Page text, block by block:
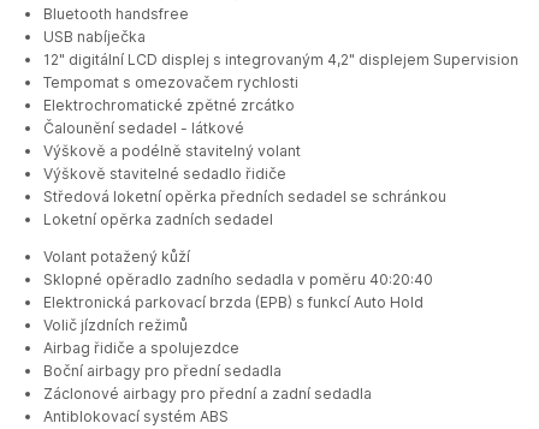
Bluetooth handsfree
USB nabíječka
12" digitální LCD displej s integrovaným 4,2" displejem Supervision
Tempomat s omezovačem rychlosti
Elektrochromatické zpětné zrcátko
Čalounění sedadel - látkové
Výškově a podélně stavitelný volant
Výškově stavitelné sedadlo řidiče
Středová loketní opěrka předních sedadel se schránkou
Loketní opěrka zadních sedadel
Volant potažený kůží
Sklopné opěradlo zadního sedadla v poměru 40:20:40
Elektronická parkovací brzda (EPB) s funkcí Auto Hold
Volič jízdních režimů
Airbag řidiče a spolujezdce
Boční airbagy pro přední sedadla
Záclonové airbagy pro přední a zadní sedadla
Antiblokovací systém ABS